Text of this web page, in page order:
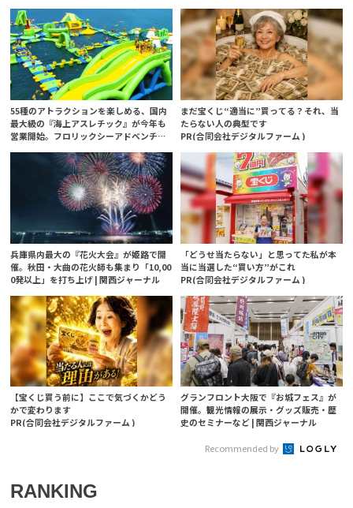
55種のアトラクションを楽しめる、国内
最大級の『海上アスレチック』が今年も
営業開始。フロリックシーアドベンチャ
まだ宝くじ“適当に”買ってる？それ、当
たらない人の典型です
PR(合同会社デジタルファーム )
兵庫県内最大の『花火大会』が姫路で開
催。秋田・大曲の花火師も集まり「10,00
0発以上」を打ち上げ | 関西ジャーナル
「どうせ当たらない」と思ってた私が本
当に当選した“買い方”がこれ
PR(合同会社デジタルファーム )
【宝くじ買う前に】ここで気づくかどう
かで変わります
PR(合同会社デジタルファーム )
グランフロント大阪で『お城フェス』が
開催。観光情報の展示・グッズ販売・歴
史のセミナーなど | 関西ジャーナル
Recommended by
RANKING